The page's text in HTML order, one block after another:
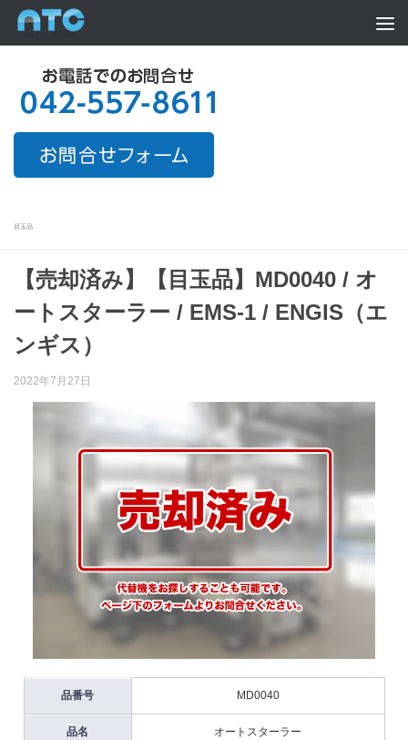
Skip to content
目玉品
【売却済み】【目玉品】MD0040 / オ
ートスターラー / EMS-1 / ENGIS（エ
ンギス）
2022年7月27日
品番号 MD0040
品名 オートスターラー